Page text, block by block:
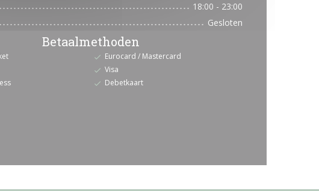
18:00 - 23:00
Gesloten
Betaalmethoden
Eurocard / Mastercard
Visa
Debetkaart